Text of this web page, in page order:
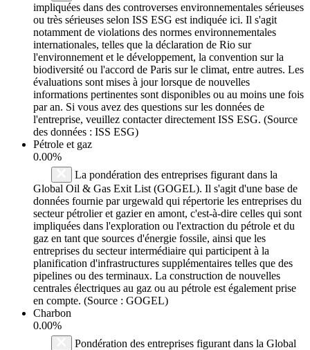
impliquées dans des controverses environnementales sérieuses
ou très sérieuses selon ISS ESG est indiquée ici. Il s'agit
notamment de violations des normes environnementales
internationales, telles que la déclaration de Rio sur
l'environnement et le développement, la convention sur la
biodiversité ou l'accord de Paris sur le climat, entre autres. Les
évaluations sont mises à jour lorsque de nouvelles
informations pertinentes sont disponibles ou au moins une fois
par an. Si vous avez des questions sur les données de
l'entreprise, veuillez contacter directement ISS ESG. (Source
des données : ISS ESG)
Pétrole et gaz
0.00%
La pondération des entreprises figurant dans la
Global Oil & Gas Exit List (GOGEL). Il s'agit d'une base de
données fournie par urgewald qui répertorie les entreprises du
secteur pétrolier et gazier en amont, c'est-à-dire celles qui sont
impliquées dans l'exploration ou l'extraction du pétrole et du
gaz en tant que sources d'énergie fossile, ainsi que les
entreprises du secteur intermédiaire qui participent à la
planification d'infrastructures supplémentaires telles que des
pipelines ou des terminaux. La construction de nouvelles
centrales électriques au gaz ou au pétrole est également prise
en compte. (Source : GOGEL)
Charbon
0.00%
Pondération des entreprises figurant dans la Global